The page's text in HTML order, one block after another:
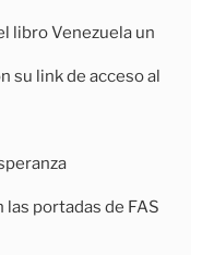
libro Venezuela un
su link de acceso al
las portadas de FAS